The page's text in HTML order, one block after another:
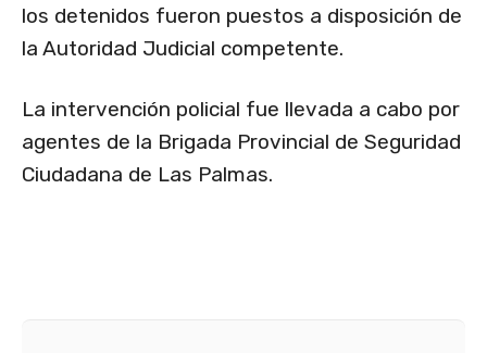
los detenidos fueron puestos a disposición de
la Autoridad Judicial competente.
La intervención policial fue llevada a cabo por
agentes de la Brigada Provincial de Seguridad
Ciudadana de Las Palmas.